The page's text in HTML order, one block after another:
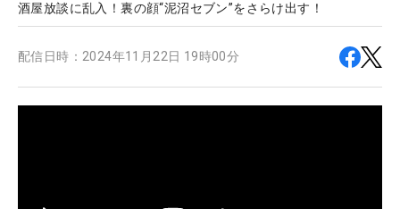
酒屋放談に乱入！裏の顔“泥沼セブン”をさらけ出す！
配信日時： 2024年11月22日 19時00分